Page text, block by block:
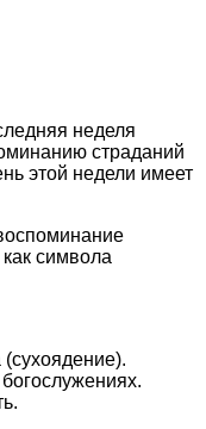
неделя
страданий
этой недели имеет
символа